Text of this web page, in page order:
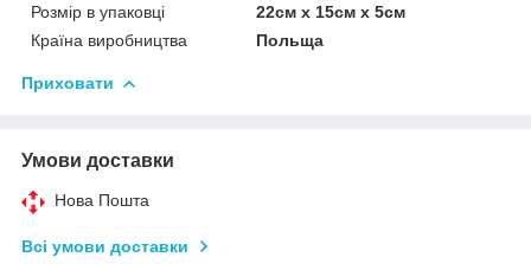
Розмір в упаковці
22см х 15см х 5см
Країна виробництва
Польща
Приховати
Умови доставки
Нова Пошта
Всі умови доставки